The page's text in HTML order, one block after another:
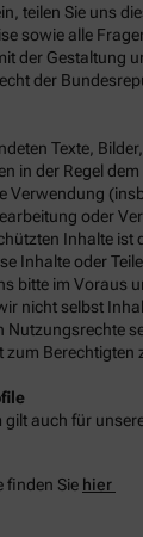
teilen Sie uns
sowie alle
der Gestaltung
der
Texte,
in der Regel
Verwendung
oder
Inhalte ist
Inhalte oder
bitte im Voraus
nicht selbst
Nutzungsrechte
Berechtigten
gilt auch für
finden Sie hier